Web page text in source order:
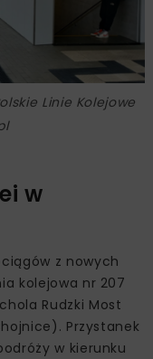
Linie Kolejowe
w
z nowych
kolejowa nr 207
Rudzki Most
Przystanek
w kierunku